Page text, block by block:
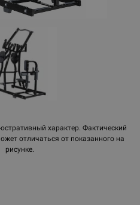
характер. Фактический
отличаться от показанного на
рисунке.